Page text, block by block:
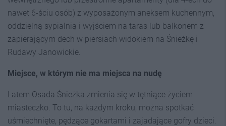
nawet 6-ściu osób) z wyposażonym aneksem kuchennym,
oddzielną sypialnią i wyjściem na taras lub balkonem z
zapierającym dech w piersiach widokiem na Śnieżkę i
Rudawy Janowickie.
Miejsce, w którym nie ma miejsca na nudę
Latem Osada Śnieżka zmienia się w tętniące życiem
miasteczko. To tu, na każdym kroku, można spotkać
uśmiechnięte, pędzące gokartami i zajadające gofry dzieci.